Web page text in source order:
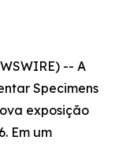
-- A
Specimens
exposição
Em um